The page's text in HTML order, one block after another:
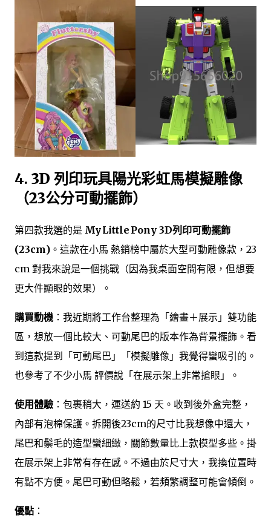
4. 3D 列印玩具陽光彩虹馬模擬雕像
（23公分可動擺飾）
第四款我選的是 My Little Pony 3D列印可動擺飾
(23cm) 。這款在小馬 熱銷榜中屬於大型可動雕像款，23
cm 對我來說是一個挑戰（因為我桌面空間有限，但想要
更大件顯眼的效果）。
購買動機 ：我近期將工作台整理為「繪畫＋展示」雙功能
區，想放一個比較大、可動尾巴的版本作為背景擺飾。看
到這款提到「可動尾巴」「模擬雕像」我覺得蠻吸引的。
也參考了不少小馬 評價說「在展示架上非常搶眼」。
使用體驗 ：包裹稍大，運送約 15 天。收到後外盒完整，
內部有泡棉保護。拆開後23cm的尺寸比我想像中還大，
尾巴和鬃毛的造型蠻細緻，關節數量比上款模型多些。掛
在展示架上非常有存在感。不過由於尺寸大，我換位置時
有點不方便。尾巴可動但略鬆，若頻繁調整可能會傾倒。
優點 ：